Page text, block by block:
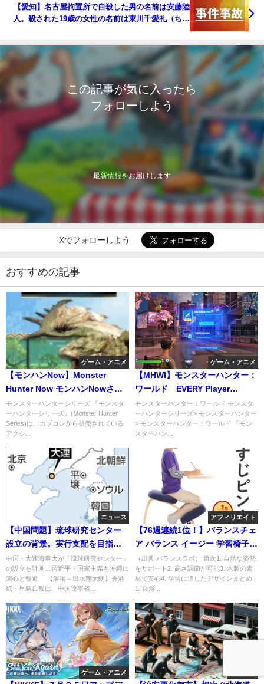
【愛知】名古屋拘置所で自殺した男の名前は安藤陸
人。殺された19歳の女性の名前は東川千愛礼（ちあ
この記事が気に入ったら
フォローしよう
最新情報をお届けします
Xでフォローしよう
おすすめの記事
ゲーム・アニメ
【モンハンNow】Monster
Hunter Now モンハンNowさ
ん、無料で使える裏技紹介
モンスターハンターシリーズ 『モンスタ
ーハンターシリーズ』(Monster Hunter
Series)は、カプコンから発売されている
アクシ...
ゲーム・アニメ
【MHWI】モンスターハンター：
ワールド EVERY Player
NEEDS These OP
モンスターハンター：ワールド モンスタ
ーハンターシリーズ> モンスターハンター
> モンスターハンター：ワールド 『モン
スターハン...
ニュース
【中国問題】琉球研究センター
設立の背景。実行支配を目指す
中国。日本との歴史的背景を振
り返る
中国・大連海事大が「琉球研究センター」
の設立を計画…習近平・国家主席も沖縄に
関心と報道 【瀋陽＝出水翔太朗】香港
紙・星島日報は、中国遼寧省...
アフィリエイト
【76週連続1位！】バランスチェ
ア バランス イージー 学習椅子
木製 バランスラボ 送料無料
（出典 バランスラボ） 目次1. 自然な姿勢
をサポート2. 高さ調節が可能3. 木製の素
材で安心4. 学習に適したデザインまとめ
1. 自然...
ゲーム・アニメ